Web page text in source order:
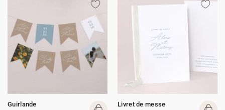
Guirlande
Livret de messe